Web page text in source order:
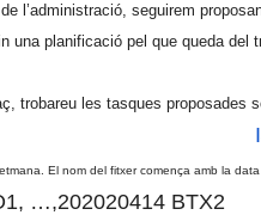
l’administració, seguirem
una planificació pel que queda del
trobareu les tasques proposades
El nom del fitxer comença amb la
…,202020414 BTX2